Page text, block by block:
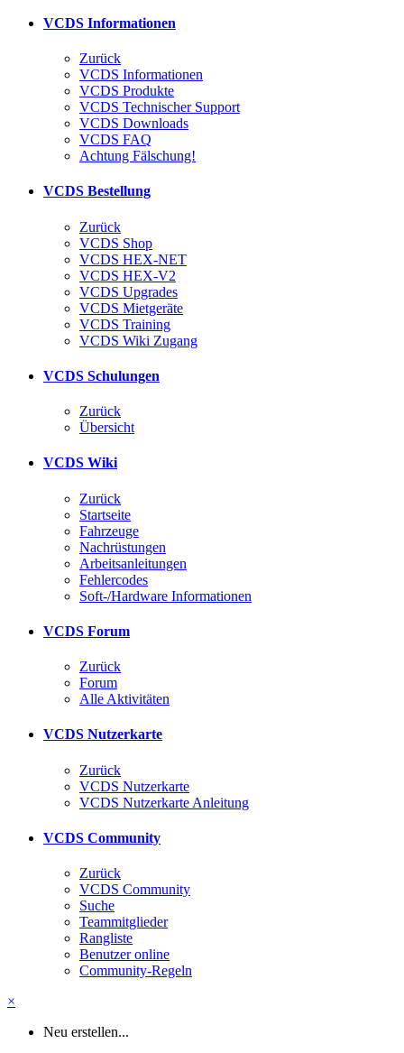
VCDS Informationen
Zurück
VCDS Informationen
VCDS Produkte
VCDS Technischer Support
VCDS Downloads
VCDS FAQ
Achtung Fälschung!
VCDS Bestellung
Zurück
VCDS Shop
VCDS HEX-NET
VCDS HEX-V2
VCDS Upgrades
VCDS Mietgeräte
VCDS Training
VCDS Wiki Zugang
VCDS Schulungen
Zurück
Übersicht
VCDS Wiki
Zurück
Startseite
Fahrzeuge
Nachrüstungen
Arbeitsanleitungen
Fehlercodes
Soft-/Hardware Informationen
VCDS Forum
Zurück
Forum
Alle Aktivitäten
VCDS Nutzerkarte
Zurück
VCDS Nutzerkarte
VCDS Nutzerkarte Anleitung
VCDS Community
Zurück
VCDS Community
Suche
Teammitglieder
Rangliste
Benutzer online
Community-Regeln
×
Neu erstellen...